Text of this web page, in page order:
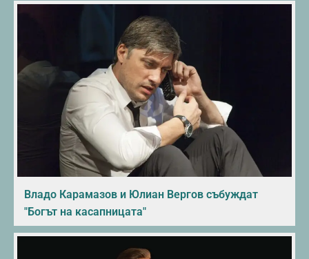
Владо Карамазов и Юлиан Вергов събуждат
"Богът на касапницата"